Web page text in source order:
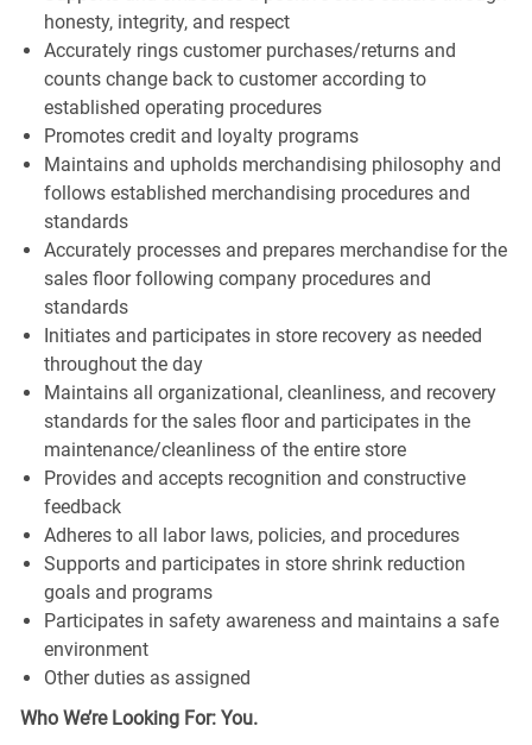
honesty, integrity, and respect
Accurately rings customer purchases/returns and
counts change back to customer according to
established operating procedures
Promotes credit and loyalty programs
Maintains and upholds merchandising philosophy and
follows established merchandising procedures and
standards
Accurately processes and prepares merchandise for the
sales floor following company procedures and
standards
Initiates and participates in store recovery as needed
throughout the day
Maintains all organizational, cleanliness, and recovery
standards for the sales floor and participates in the
maintenance/cleanliness of the entire store
Provides and accepts recognition and constructive
feedback
Adheres to all labor laws, policies, and procedures
Supports and participates in store shrink reduction
goals and programs
Participates in safety awareness and maintains a safe
environment
Other duties as assigned
Who We’re Looking For: You.